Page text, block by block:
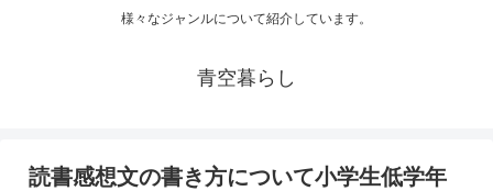
様々なジャンルについて紹介しています。
青空暮らし
読書感想文の書き方について小学生低学年